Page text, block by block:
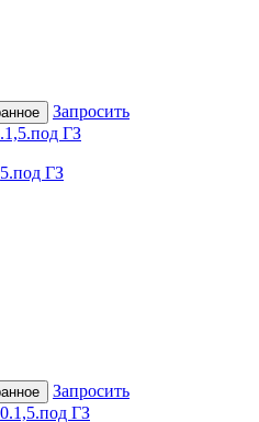
Запросить
ГЗ
Запросить